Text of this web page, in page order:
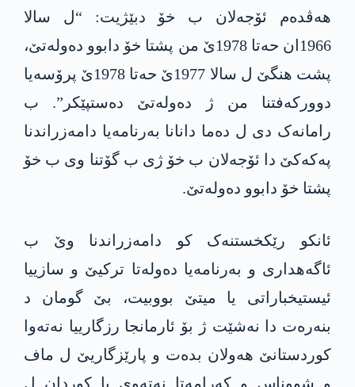
هەڤدەم ئۆجەلان ب خۆ دبێژیت: “ل سالا
1966ان حەتا 1978ێ من پشتا خۆ دابوو دەولەتێ،
پشت هنگێ ل سالا 1977ێ حەتا 1978ێ پرۆسەیا
دوورکەفتنا من ژ دەولەتێ دەستپێکر”. ب
رامانەک دی ل دەما دانانا بەرنامەیا دامەزراندنا
پەکەکێ دا ئۆجەلان ب خۆ ژی ب گۆتنا وی ب خۆ
پشتا خۆ دابوو دەولەتێ.
ئانکو رێکخستنەک کو دامەزراندنا وێ ب
ئاگەهداری و بەرنامەیا دەولەتا ترکیێ و سازییا
ئیستیخباراتی یا میتێ بووبیت، بێ گومان د
بنەرەت دا نەشێت ژ بۆ ئارمانجا رزگارییا نەتەوا
کوردستانێ هەولان بدەت و پارێزگاریێ ل ماف
و شووناس و کەرامەتا نەتەوی یا کوردان ل